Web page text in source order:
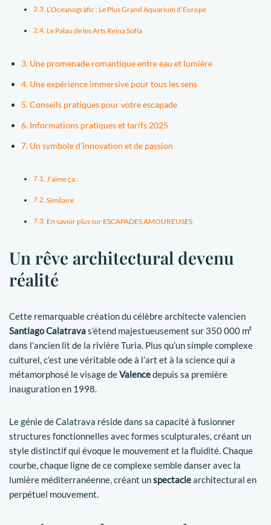
L’Oceanogràfic : Le Plus Grand Aquarium d’Europe
Le Palau de les Arts Reina Sofía
Une promenade romantique entre eau et lumière
Une expérience immersive pour tous les sens
Conseils pratiques pour votre escapade
Informations pratiques et tarifs 2025
Un symbole d’innovation et de passion
J’aime ça :
Similaire
En savoir plus sur ESCAPADES AMOUREUSES
Un rêve architectural devenu
réalité
Cette remarquable création du célèbre architecte valencien
Santiago Calatravas’étend majestueusement sur 350 000 m²
dans l’ancien lit de la rivière Turia. Plus qu’un simple complexe
culturel, c’est une véritable ode à l’art et à la science qui a
métamorphosé le visage deValencedepuis sa première
inauguration en 1998.
Le génie de Calatrava réside dans sa capacité à fusionner
structures fonctionnelles avec formes sculpturales, créant un
style distinctif qui évoque le mouvement et la fluidité. Chaque
courbe, chaque ligne de ce complexe semble danser avec la
lumière méditerranéenne, créant unspectaclearchitectural en
perpétuel mouvement.